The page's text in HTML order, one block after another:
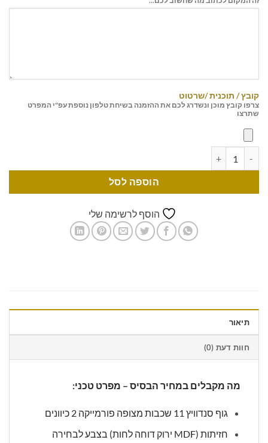
קובץ / תוכנית /שרטוט
צרפו קובץ מוכן ונשדרג לכם את ההזמנה בשיחת טלפון נוספת עפ"י המפרט
שתרצו
הוספה לסל
הוסף לרשימה שלי
תיאור
חוות דעת (0)
מה מקבלים במחיר הבסיס – מפרט טכני:
גוף סנדוויץ 11 שכבות מצופה פורמייקה 2 כיוונים
חזיתות (MDF ירוק דוחה לחות) בצבע לבחירה